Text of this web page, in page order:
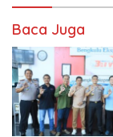
Baca Juga